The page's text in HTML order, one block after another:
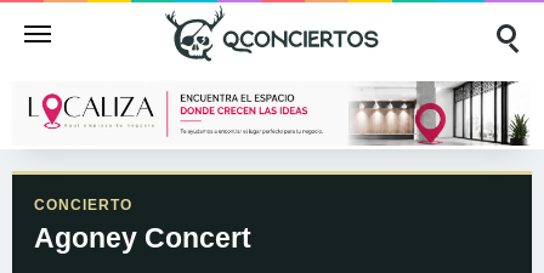
CONCIERTO
Agoney Concert